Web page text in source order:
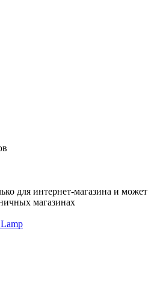
для интернет-магазина и может
магазинах